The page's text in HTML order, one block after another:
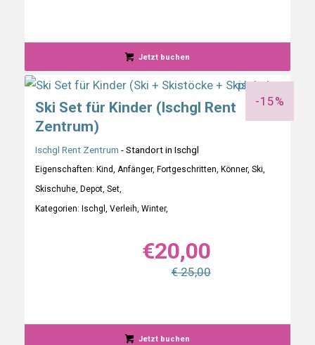
Jetzt buchen
-15%
Ski Set für Kinder (Ischgl Rent
Zentrum)
Ischgl Rent Zentrum - Standort in Ischgl
Eigenschaften: Kind, Anfänger, Fortgeschritten, Könner, Ski,
Skischuhe, Depot, Set,
Kategorien: Ischgl, Verleih, Winter,
€20,00
€ 25,00
Jetzt buchen